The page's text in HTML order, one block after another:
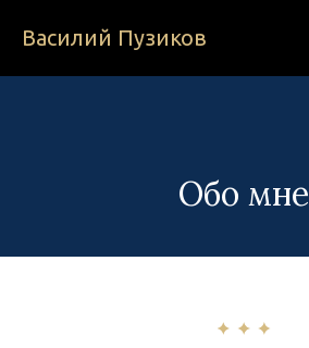
Василий Пузиков
Обо мне